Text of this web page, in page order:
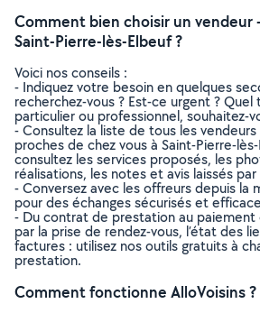
Comment bien choisir un vendeur
Saint-Pierre-lès-Elbeuf ?
Voici nos conseils :
- Indiquez votre besoin en quelques
recherchez-vous ? Est-ce urgent ?
particulier ou professionnel, souhaitez-
- Consultez la liste de tous les
proches de chez vous à Saint-Pierre-
consultez les services proposés, les
réalisations, les notes et avis laissés
- Conversez avec les offreurs depuis la
pour des échanges sécurisés et
- Du contrat de prestation au paiement
par la prise de rendez-vous, l’état des
factures : utilisez nos outils gratuits à
prestation.
Comment fonctionne AlloVoisins ?